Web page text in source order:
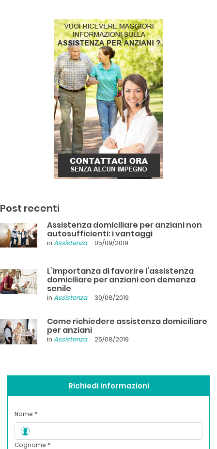
Post recenti
Assistenza domiciliare per anziani non
autosufficienti: i vantaggi
in Assistenza 05/09/2019
L’importanza di favorire l’assistenza
domiciliare per anziani con demenza
senile
in Assistenza 30/08/2019
Come richiedere assistenza domiciliare
per anziani
in Assistenza 25/08/2019
Richiedi informazioni
Nome *
Cognome *